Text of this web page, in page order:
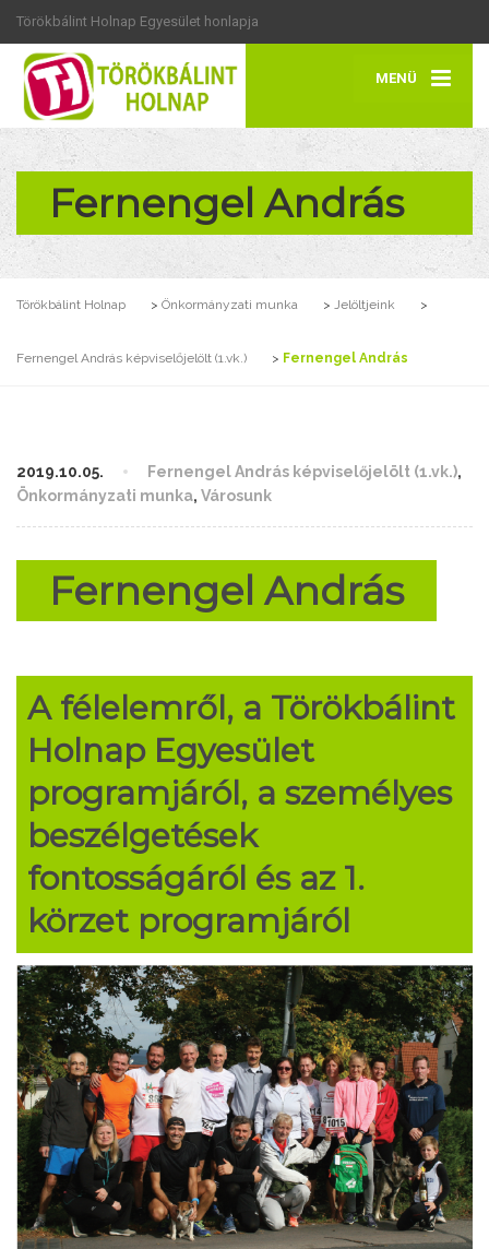
Törökbálint Holnap Egyesület honlapja
MENÜ
Fernengel András
Törökbálint Holnap > Önkormányzati munka > Jelöltjeink >
Fernengel András képviselőjelölt (1.vk.) > Fernengel András
2019.10.05. Fernengel András képviselőjelölt (1.vk.),
Önkormányzati munka, Városunk
Fernengel András
A félelemről, a Törökbálint
Holnap Egyesület
programjáról, a személyes
beszélgetések
fontosságáról és az 1.
körzet programjáról